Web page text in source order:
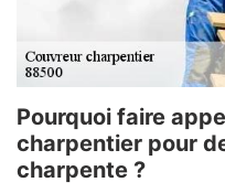
Pourquoi faire
charpentier pour
charpente ?